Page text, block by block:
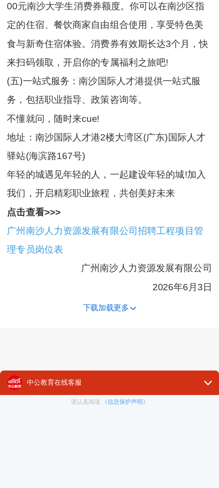
00元南沙大学生消费券额度。你可以在南沙区指
定的住宿、餐饮商家自由组合使用，享受特色美
食与新奇住宿体验。消费券有效期长达3个月，快
来扫码领取，开启你的专属福利之旅吧!
(五)一站式服务：南沙国际人才港提供一站式服
务，包括职业指导、政策咨询等。
不懂就问，随时来cue!
地址：南沙国际人才港2楼大湾区(广东)国际人才
驿站(海滨路167号)
年轻的城遇见年轻的人，一起建设年轻的城!加入
我们，开启精彩职业旅程，共创美好未来
点击查看>>>
广州南沙人力资源发展有限公司招聘工程项目管
理专员岗位表
广州南沙人力资源发展有限公司
2026年6月3日
下载加载更多